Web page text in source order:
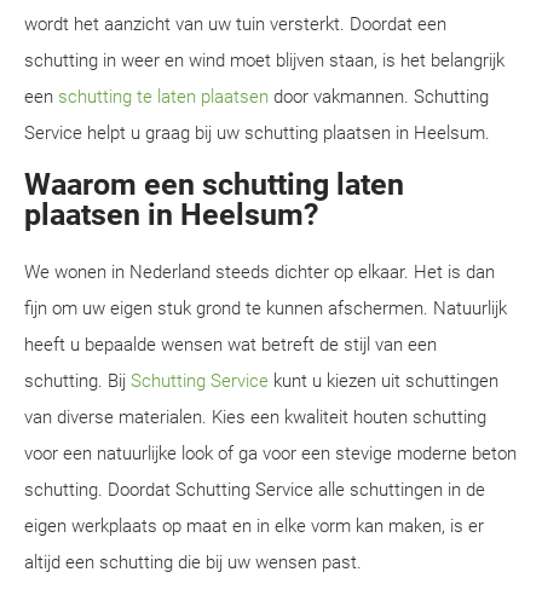
wordt het aanzicht van uw tuin versterkt. Doordat een
schutting in weer en wind moet blijven staan, is het belangrijk
een schutting te laten plaatsen door vakmannen. Schutting
Service helpt u graag bij uw schutting plaatsen in Heelsum.
Waarom een schutting laten
plaatsen in Heelsum?
We wonen in Nederland steeds dichter op elkaar. Het is dan
fijn om uw eigen stuk grond te kunnen afschermen. Natuurlijk
heeft u bepaalde wensen wat betreft de stijl van een
schutting. Bij Schutting Service kunt u kiezen uit schuttingen
van diverse materialen. Kies een kwaliteit houten schutting
voor een natuurlijke look of ga voor een stevige moderne beton
schutting. Doordat Schutting Service alle schuttingen in de
eigen werkplaats op maat en in elke vorm kan maken, is er
altijd een schutting die bij uw wensen past.